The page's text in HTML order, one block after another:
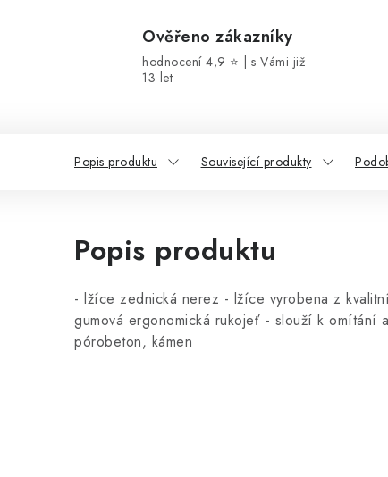
Ověřeno zákazníky
hodnocení 4,9 ⭐ | s Vámi již
13 let
Popis produktu Související produkty
Popis produktu
- lžíce zednická nerez - lžíce vyrobena z
gumová ergonomická rukojeť - slouží k omítání
pórobeton, kámen